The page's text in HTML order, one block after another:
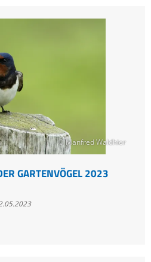
© Manfred Waldhier
GARTENVÖGEL 2023